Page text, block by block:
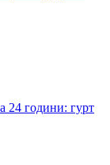
24 години: гурт